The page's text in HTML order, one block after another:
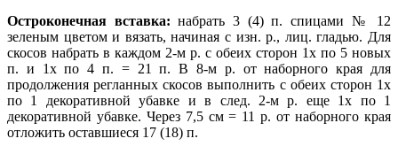
Остроконечная вставка: набрать 3 (4) п. спицами № 12
зеленым цветом и вязать, начиная с изн. р., лиц. гладью. Для
скосов набрать в каждом 2-м р. с обеих сторон 1х по 5 новых
п. и 1х по 4 п. = 21 п. В 8-м р. от наборного края для
продолжения регланных скосов выполнить с обеих сторон 1х
по 1 декоративной убавке и в след. 2-м р. еще 1х по 1
декоративной убавке. Через 7,5 см = 11 р. от наборного края
отложить оставшиеся 17 (18) п.